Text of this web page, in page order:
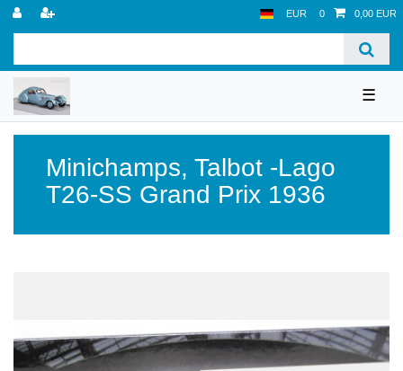
EUR 0 0,00 EUR
☰
Minichamps, Talbot -Lago
T26-SS Grand Prix 1936